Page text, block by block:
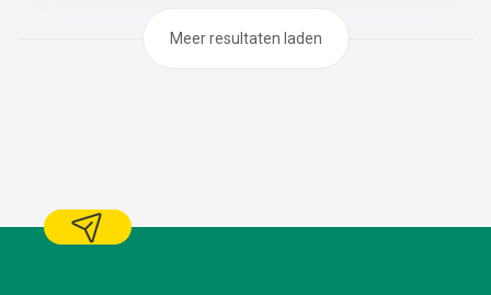
Meer resultaten laden